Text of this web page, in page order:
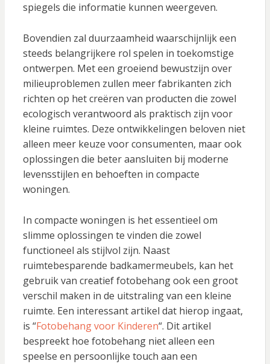
spiegels die informatie kunnen weergeven.
Bovendien zal duurzaamheid waarschijnlijk een
steeds belangrijkere rol spelen in toekomstige
ontwerpen. Met een groeiend bewustzijn over
milieuproblemen zullen meer fabrikanten zich
richten op het creëren van producten die zowel
ecologisch verantwoord als praktisch zijn voor
kleine ruimtes. Deze ontwikkelingen beloven niet
alleen meer keuze voor consumenten, maar ook
oplossingen die beter aansluiten bij moderne
levensstijlen en behoeften in compacte
woningen.
In compacte woningen is het essentieel om
slimme oplossingen te vinden die zowel
functioneel als stijlvol zijn. Naast
ruimtebesparende badkamermeubels, kan het
gebruik van creatief fotobehang ook een groot
verschil maken in de uitstraling van een kleine
ruimte. Een interessant artikel dat hierop ingaat,
is “Fotobehang voor Kinderen“. Dit artikel
bespreekt hoe fotobehang niet alleen een
speelse en persoonlijke touch aan een